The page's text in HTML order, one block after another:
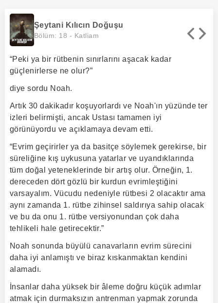
Şeytani Kılıcın Doğuşu
Bölüm: 18 - Katliam
“Peki ya bir rütbenin sınırlarını aşacak kadar
güçlenirlerse ne olur?”
diye sordu Noah.
Artık 30 dakikadır koşuyorlardı ve Noah'ın yüzünde ter
izleri belirmişti, ancak Ustası tamamen iyi
görünüyordu ve açıklamaya devam etti.
“Evrim geçirirler ya da basitçe söylemek gerekirse, bir
süreliğine kış uykusuna yatarlar ve uyandıklarında
tüm doğal yeteneklerinde bir artış olur. Örneğin, 1.
dereceden dört gözlü bir kurdun evrimleştiğini
varsayalım. Vücudu nedeniyle rütbesi 2 olacaktır ama
aynı zamanda 1. rütbe zihinsel saldırıya sahip olacak
ve bu da onu 1. rütbe versiyonundan çok daha
tehlikeli hale getirecektir.”
Noah sonunda büyülü canavarların evrim sürecini
daha iyi anlamıştı ve biraz kıskanmaktan kendini
alamadı.
İnsanlar daha yüksek bir âleme doğru küçük adımlar
atmak için durmaksızın antrenman yapmak zorunda